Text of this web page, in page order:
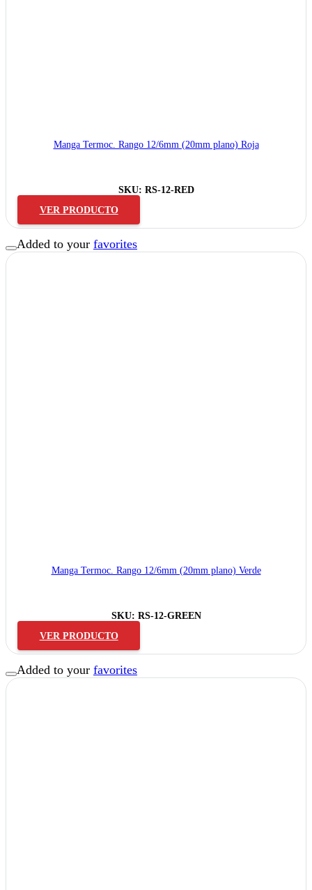
Manga Termoc. Rango 12/6mm (20mm plano) Roja
SKU: RS-12-RED
VER PRODUCTO
Added to your favorites
Manga Termoc. Rango 12/6mm (20mm plano) Verde
SKU: RS-12-GREEN
VER PRODUCTO
Added to your favorites